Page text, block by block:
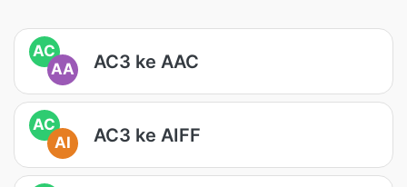
AC
AA
AC3 ke AAC
AC
AI
AC3 ke AIFF